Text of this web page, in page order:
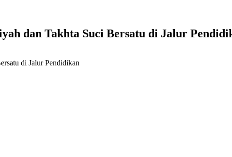
dan Takhta Suci Bersatu di Jalur